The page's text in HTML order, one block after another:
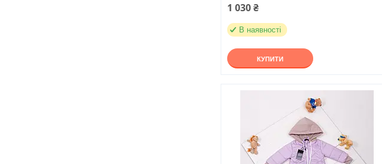
1 030 ₴
В наявності
КУПИТИ